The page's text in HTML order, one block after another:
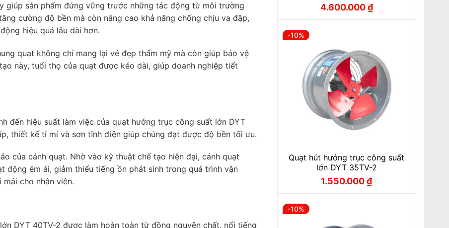
giúp sản phẩm đứng vững trước những tác động từ môi trường
cường độ bền mà còn nâng cao khả năng chống chịu va đập,
hiệu quả lâu dài hơn.
quạt không chỉ mang lại vẻ đẹp thẩm mỹ mà còn giúp bảo vệ
này, tuổi thọ của quạt được kéo dài, giúp doanh nghiệp tiết
đến hiệu suất làm việc của quạt hướng trục công suất lớn DYT
thiết kế tỉ mỉ và sơn tĩnh điện giúp chúng đạt được độ bền tối ưu.
của cánh quạt. Nhờ vào kỹ thuật chế tạo hiện đại, cánh quạt
động êm ái, giảm thiểu tiếng ồn phát sinh trong quá trình vận
cho nhân viên.
DYT 40TV-2 được làm hoàn toàn từ đồng nguyên chất, nổi tiếng
Giá
4.600.000₫
Giá
-10%
Quạt hút hướng trục công suất
lớn DYT 35TV-2
Giá
1.550.000₫
Giá
-10%